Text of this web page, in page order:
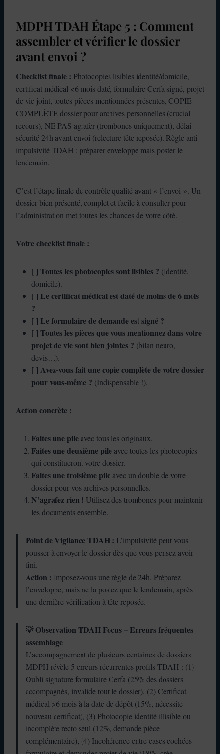
MDPH TDAH Étape 5 : Comment
assembler et vérifier le dossier
avant envoi ?
Checklist finale : Photocopies lisibles identité/domicile,
certificat médical <6 mois daté, formulaire Cerfa signé, projet
de vie joint, toutes pièces mentionnées présentes, COPIE
COMPLÈTE dossier pour archives personnelles (crucial
recours), NE PAS agrafer (trombones uniquement), délai
sécurité 24h avant envoi (relecture tête reposée). Règle anti-
impulsivité TDAH : préparer enveloppe mais poster le
lendemain.
C’est l’étape finale de contrôle qualité avant « l’envoi ». Un
dossier bien présenté, complet et facile à consulter pour
l’administration met toutes les chances de votre côté.
Votre checklist finale :
[ ] Toutes les photocopies sont lisibles ? (Identité,
domicile).
[ ] Le certificat médical est daté de moins de 6 mois
?
[ ] Le formulaire de demande est signé ?
[ ] Toutes les pièces que vous mentionnez dans votre
projet de vie sont bien jointes ? (bilan neuro,
devis…).
[ ] Avez-vous fait une copie complète de votre dossier
pour vous-même ? (Indispensable !).
Action concrète :
Faites une pile avec tous les originaux.
Faites une deuxième pile avec toutes les photocopies
qui constitueront votre dossier.
Faites une troisième pile avec un double de votre
dossier pour vos archives personnelles.
N’agrafez rien ! Utilisez des trombones pour maintenir
les documents ensemble.
Point de Vigilance TDAH : L’impulsivité peut vous
pousser à envoyer le dossier dès que vous pensez avoir
fini.
Action : Imposez-vous une règle de 24h. Préparez
l’enveloppe, mais ne la postez que le lendemain, après
une dernière vérification à tête reposée.
💡 Observation TDAH Focus – Erreurs fréquentes
assemblage
L’accompagnement de plusieurs centaines de dossiers
MDPH révèle 5 erreurs récurrentes profils TDAH : (1)
Oubli signature formulaire Cerfa (25% des dossiers
accompagnés, invalide tout le dossier), (2) Certificat
médical >6 mois à la date de dépôt (15%, nécessite
nouveau certificat), (3) Photocopie identité illisible ou
incomplète recto seul (12%, demande pièce
complémentaire), (4) Incohérence entre cases cochées